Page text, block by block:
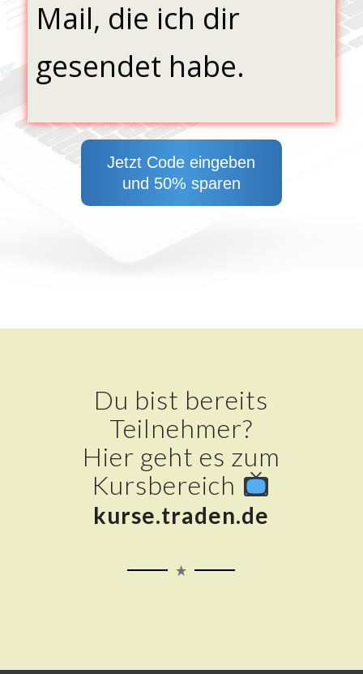
Mail, die ich dir
gesendet habe.
Jetzt Code eingeben
und 50% sparen
Du bist bereits
Teilnehmer?
Hier geht es zum
Kursbereich
kurse.traden.de